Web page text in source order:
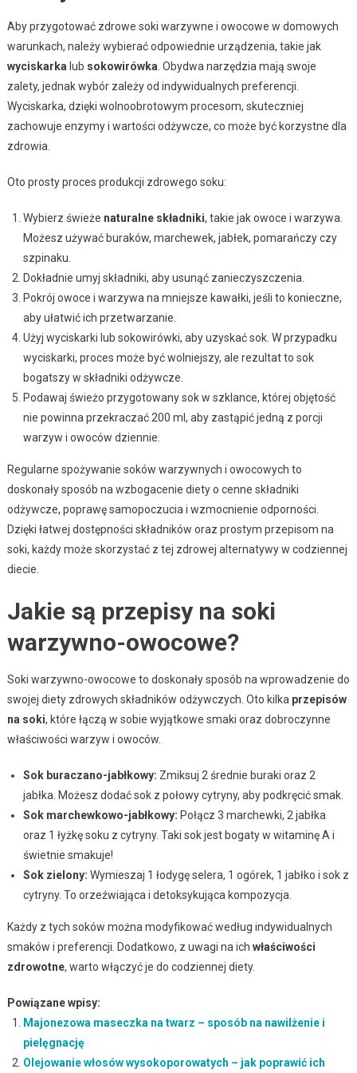
Aby przygotować zdrowe soki warzywne i owocowe w domowych
warunkach, należy wybierać odpowiednie urządzenia, takie jak
wyciskarka lub sokowirówka . Obydwa narzędzia mają swoje
zalety, jednak wybór zależy od indywidualnych preferencji.
Wyciskarka, dzięki wolnoobrotowym procesom, skuteczniej
zachowuje enzymy i wartości odżywcze, co może być korzystne dla
zdrowia.
Oto prosty proces produkcji zdrowego soku:
Wybierz świeże naturalne składniki, takie jak owoce i warzywa.
Możesz używać buraków, marchewek, jabłek, pomarańczy czy
szpinaku.
Dokładnie umyj składniki, aby usunąć zanieczyszczenia.
Pokrój owoce i warzywa na mniejsze kawałki, jeśli to konieczne,
aby ułatwić ich przetwarzanie.
Użyj wyciskarki lub sokowirówki, aby uzyskać sok. W przypadku
wyciskarki, proces może być wolniejszy, ale rezultat to sok
bogatszy w składniki odżywcze.
Podawaj świeżo przygotowany sok w szklance, której objętość
nie powinna przekraczać 200 ml, aby zastąpić jedną z porcji
warzyw i owoców dziennie.
Regularne spożywanie soków warzywnych i owocowych to
doskonały sposób na wzbogacenie diety o cenne składniki
odżywcze, poprawę samopoczucia i wzmocnienie odporności.
Dzięki łatwej dostępności składników oraz prostym przepisom na
soki, każdy może skorzystać z tej zdrowej alternatywy w codziennej
diecie.
Jakie są przepisy na soki
warzywno-owocowe?
Soki warzywno-owocowe to doskonały sposób na wprowadzenie do
swojej diety zdrowych składników odżywczych. Oto kilka przepisów
na soki, które łączą w sobie wyjątkowe smaki oraz dobroczynne
właściwości warzyw i owoców.
Sok buraczano-jabłkowy: Zmiksuj 2 średnie buraki oraz 2
jabłka. Możesz dodać sok z połowy cytryny, aby podkręcić smak.
Sok marchewkowo-jabłkowy: Połącz 3 marchewki, 2 jabłka
oraz 1 łyżkę soku z cytryny. Taki sok jest bogaty w witaminę A i
świetnie smakuje!
Sok zielony: Wymieszaj 1 łodygę selera, 1 ogórek, 1 jabłko i sok z
cytryny. To orzeźwiająca i detoksykująca kompozycja.
Każdy z tych soków można modyfikować według indywidualnych
smaków i preferencji. Dodatkowo, z uwagi na ich właściwości
zdrowotne, warto włączyć je do codziennej diety.
Powiązane wpisy:
Majonezowa maseczka na twarz – sposób na nawilżenie i
pielęgnację
Olejowanie włosów wysokoporowatych – jak poprawić ich